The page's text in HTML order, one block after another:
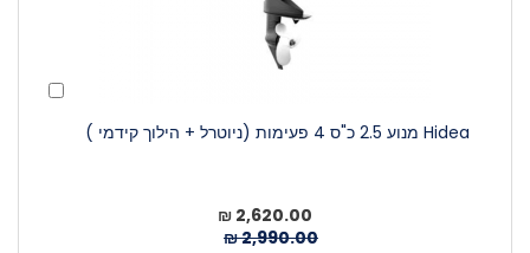
Hidea מנוע 2.5 כ"ס 4 פעימות (ניוטרל + הילוך קידמי )
מחיר
מיוחד
2,620.00 ₪
2,990.00 ₪
הוסף